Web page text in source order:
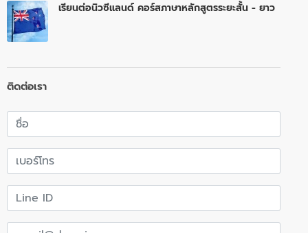
เรียนต่อนิวซีแลนด์ คอร์สภาษาหลักสูตรระยะสั้น - ยาว
ติดต่อเรา